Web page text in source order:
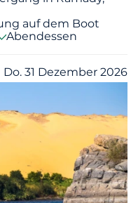
auf dem Boot
Abendessen
Do. 31 Dezember 2026